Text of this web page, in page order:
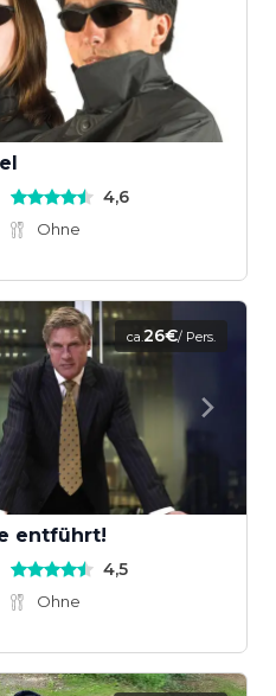
4,6
Ohne
ca.26€/ Pers.
entführt!
4,5
Ohne